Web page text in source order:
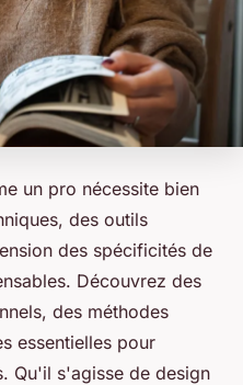
un pro nécessite bien
des outils
des spécificités de
Découvrez des
des méthodes
essentielles pour
Qu'il s'agisse de design